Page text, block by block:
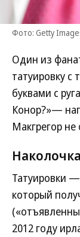
Фото: Getty
Один из
татуировку
буквами с
Конор?»—
Макгрегор не
Наколочка
Татуировки
который
2012 году